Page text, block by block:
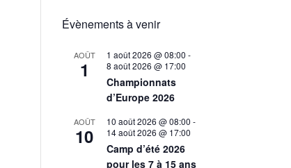
Évènements à venir
AOÛT
1
1 août 2026 @ 08:00 -
8 août 2026 @ 17:00
Championnats
d’Europe 2026
AOÛT
10
10 août 2026 @ 08:00 -
14 août 2026 @ 17:00
Camp d’été 2026
pour les 7 à 15 ans